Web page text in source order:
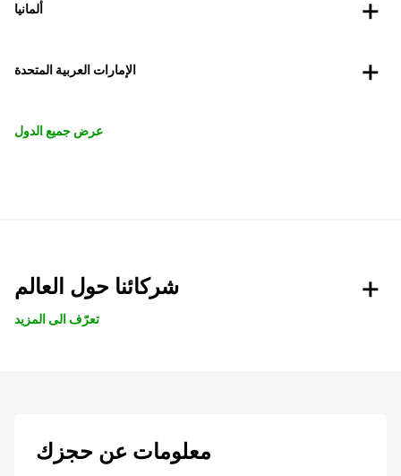
ألمانيا
الإمارات العربية المتحدة
عرض جميع الدول
شركائنا حول العالم
تعرّف الى المزيد
معلومات عن حجزك